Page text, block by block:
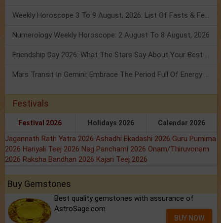
Weekly Horoscope 3 To 9 August, 2026: List Of Fasts & Festivals
Numerology Weekly Horoscope: 2 August To 8 August, 2026
Friendship Day 2026: What The Stars Say About Your Best Friend!
Mars Transit In Gemini: Embrace The Period Full Of Energy & Intelligence
Festivals
Festival 2026 Holidays 2026 Calendar 2026
Jagannath Rath Yatra 2026 Ashadhi Ekadashi 2026 Guru Purnima
2026 Hariyali Teej 2026 Nag Panchami 2026 Onam/Thiruvonam
2026 Raksha Bandhan 2026 Kajari Teej 2026
Buy Gemstones
Best quality gemstones with assurance of
AstroSage.com
BUY NOW